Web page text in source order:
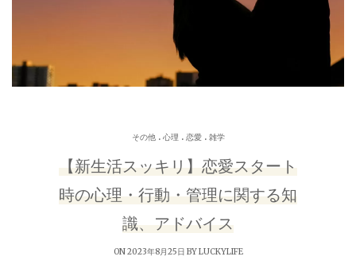
その他. 心理 . 恋愛. 雑学
【新生活スッキリ】恋愛スタート
時の心理・行動・管理に関する知
識、アドバイス
ON 2023年8月25日 BYLUCKYLIFE